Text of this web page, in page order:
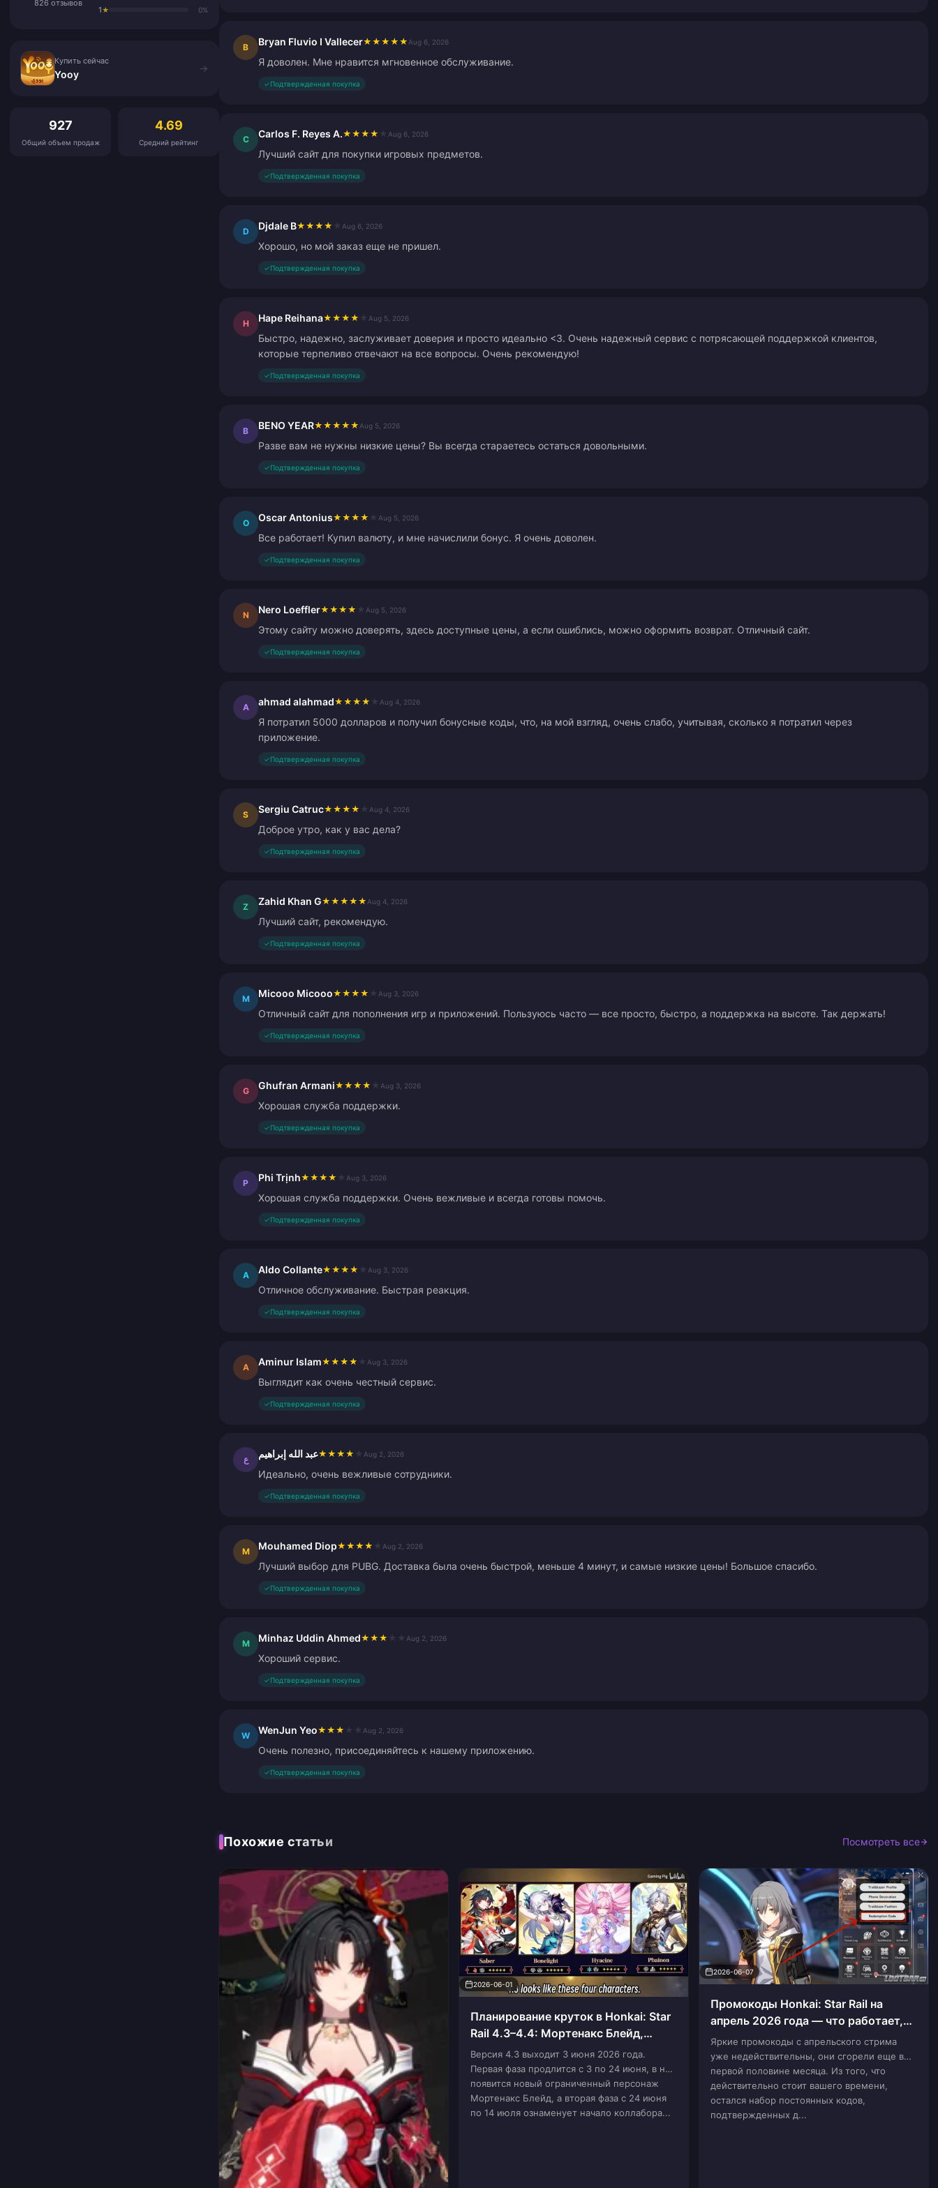
826 отзывов
1★ 0%
Купить сейчас
Yooy
→
927
Общий объем продаж
4.69
Средний рейтинг
B Bryan Fluvio I Vallecer★ ★ ★ ★ ★ Aug 6, 2026
Я доволен. Мне нравится мгновенное обслуживание.
✓Подтвержденная покупка
C Carlos F. Reyes A.★ ★ ★ ★ Aug 6, 2026
Лучший сайт для покупки игровых предметов.
✓Подтвержденная покупка
D Djdale B★ ★ ★ ★ Aug 6, 2026
Хорошо, но мой заказ еще не пришел.
✓Подтвержденная покупка
H Hape Reihana★ ★ ★ ★ Aug 5, 2026
Быстро, надежно, заслуживает доверия и просто идеально <3. Очень надежный сервис с потрясающей поддержкой клиентов,
которые терпеливо отвечают на все вопросы. Очень рекомендую!
✓Подтвержденная покупка
B BENO YEAR★ ★ ★ ★ ★ Aug 5, 2026
Разве вам не нужны низкие цены? Вы всегда стараетесь остаться довольными.
✓Подтвержденная покупка
O Oscar Antonius★ ★ ★ ★ Aug 5, 2026
Все работает! Купил валюту, и мне начислили бонус. Я очень доволен.
✓Подтвержденная покупка
N Nero Loeffler★ ★ ★ ★ Aug 5, 2026
Этому сайту можно доверять, здесь доступные цены, а если ошиблись, можно оформить возврат. Отличный сайт.
✓Подтвержденная покупка
A ahmad alahmad★ ★ ★ ★ Aug 4, 2026
Я потратил 5000 долларов и получил бонусные коды, что, на мой взгляд, очень слабо, учитывая, сколько я потратил через
приложение.
✓Подтвержденная покупка
S Sergiu Catruc★ ★ ★ ★ Aug 4, 2026
Доброе утро, как у вас дела?
✓Подтвержденная покупка
Z Zahid Khan G★ ★ ★ ★ ★ Aug 4, 2026
Лучший сайт, рекомендую.
✓Подтвержденная покупка
M Micooo Micooo★ ★ ★ ★ Aug 3, 2026
Отличный сайт для пополнения игр и приложений. Пользуюсь часто — все просто, быстро, а поддержка на высоте. Так держать!
✓Подтвержденная покупка
G Ghufran Armani★ ★ ★ ★ Aug 3, 2026
Хорошая служба поддержки.
✓Подтвержденная покупка
P Phi Trịnh★ ★ ★ ★ Aug 3, 2026
Хорошая служба поддержки. Очень вежливые и всегда готовы помочь.
✓Подтвержденная покупка
A Aldo Collante★ ★ ★ ★ Aug 3, 2026
Отличное обслуживание. Быстрая реакция.
✓Подтвержденная покупка
A Aminur Islam★ ★ ★ ★ Aug 3, 2026
Выглядит как очень честный сервис.
✓Подтвержденная покупка
ع عبد الله إبراهيم★ ★ ★ ★ Aug 2, 2026
Идеально, очень вежливые сотрудники.
✓Подтвержденная покупка
M Mouhamed Diop★ ★ ★ ★ Aug 2, 2026
Лучший выбор для PUBG. Доставка была очень быстрой, меньше 4 минут, и самые низкие цены! Большое спасибо.
✓Подтвержденная покупка
M Minhaz Uddin Ahmed★ ★ ★ Aug 2, 2026
Хороший сервис.
✓Подтвержденная покупка
W WenJun Yeo★ ★ ★ Aug 2, 2026
Очень полезно, присоединяйтесь к нашему приложению.
✓Подтвержденная покупка
Похожие статьи Посмотреть все
2026-06-01
Планирование круток в Honkai: Star
Rail 4.3–4.4: Мортенакс Блейд,
Химеко Нова и коллаборация с Fate
Версия 4.3 выходит 3 июня 2026 года.
Первая фаза продлится с 3 по 24 июня, в ней
появится новый ограниченный персонаж
Мортенакс Блейд, а вторая фаза с 24 июня
по 14 июля ознаменует начало коллабора...
2026-06-07
Промокоды Honkai: Star Rail на
апрель 2026 года — что работает,
что устарело и что действительно
стоит успеть забрать
Яркие промокоды с апрельского стрима
уже недействительны, они сгорели еще в
первой половине месяца. Из того, что
действительно стоит вашего времени,
остался набор постоянных кодов,
подтвержденных д...